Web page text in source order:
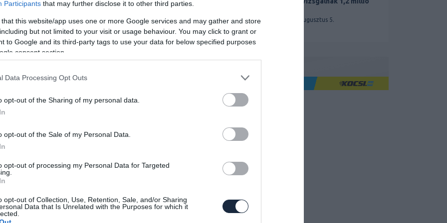
Participants that may further disclose it to other third parties.
that this website/app uses one or more Google services and may gather and store
but not limited to your visit or usage behaviour. You may click to grant or
to Google and its third-party tags to use your data for below specified purposes
consent section.
Data Processing Opt Outs
opt-out of the Sharing of my personal data.
opt-out of the Sale of my Personal Data.
opt-out of processing my Personal Data for Targeted
opt-out of Collection, Use, Retention, Sale, and/or Sharing
Data that Is Unrelated with the Purposes for which it
vérbeli M-es változat az X7-esből. Az
lenne rá kereslet.
számító X7-est, azóta mennek a
egy igazi M-es változat. A gyártó most konkrét
az X7 vásárlóközönsége nem akar több erőt,
fejlesztéssel járó extra összeget az amúgy sem
X7 xDrive50i marad a legerősebb változat a
vásárlók számára az X7 M50d marad a
2026. augusztus 5.